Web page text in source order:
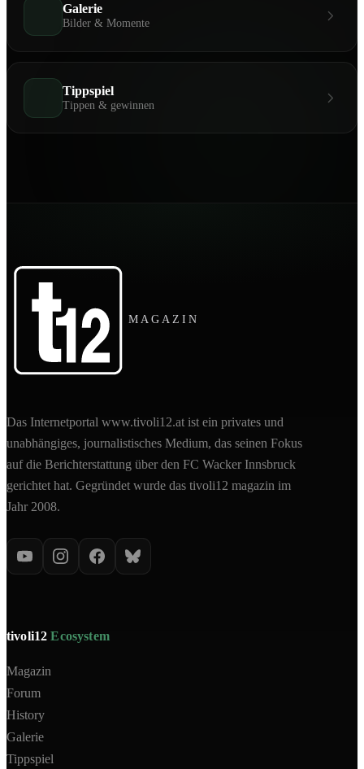
Galerie
Bilder & Momente
Tippspiel
Tippen & gewinnen
MAGAZIN
Das Internetportal www.tivoli12.at ist ein privates und
unabhängiges, journalistisches Medium, das seinen Fokus
auf die Berichterstattung über den FC Wacker Innsbruck
gerichtet hat. Gegründet wurde das tivoli12 magazin im
Jahr 2008.
tivoli12Ecosystem
Magazin
Forum
History
Galerie
Tippspiel